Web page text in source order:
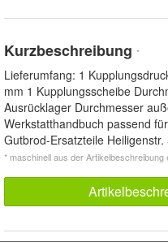
Kurzbeschreibung *
Lieferumfang: 1
mm 1 Kupplungsscheibe
Ausrücklager Durchmesser
Werkstatthandbuch passend
Gutbrod-Ersatzteile
* maschinell aus der Artikelbeschreibung